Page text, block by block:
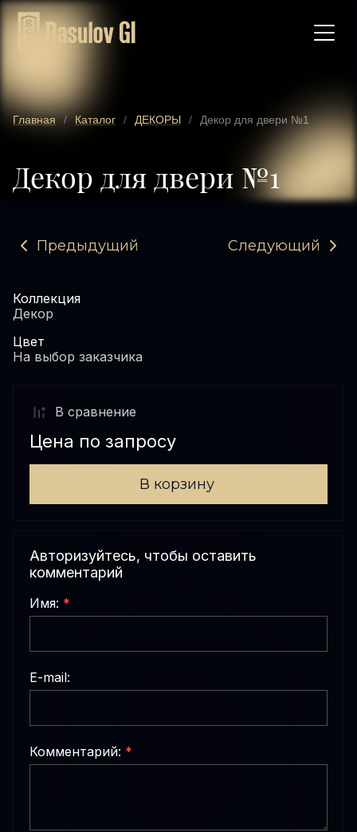
Главная / Каталог / ДЕКОРЫ / Декор для двери №1
Декор для двери №1
Предыдущий Следующий
Коллекция
Декор
Цвет
На выбор заказчика
В сравнениe
Цена по запросу
В корзину
Авторизуйтесь, чтобы оставить
комментарий
Имя: *
E-mail:
Комментарий: *